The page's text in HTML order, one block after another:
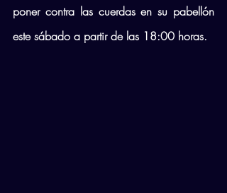
poner contra las cuerdas en su pabellón
este sábado a partir de las 18:00 horas.